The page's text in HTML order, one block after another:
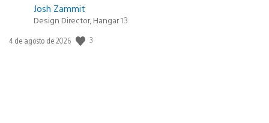
Josh Zammit
Design Director, Hangar 13
Fecha
4 de agosto de 2026 3